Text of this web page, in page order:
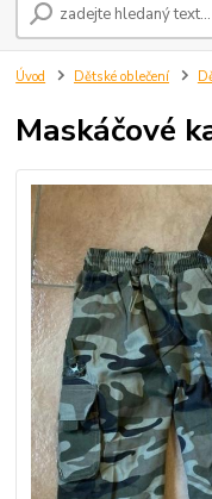
Úvod Dětské oblečení
Maskáčové